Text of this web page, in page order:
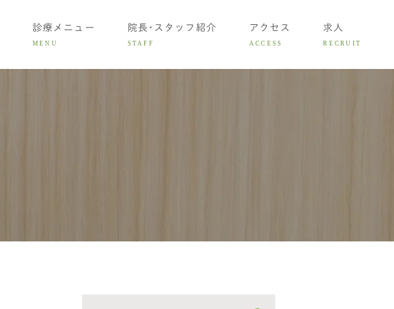
診療メニュー
MENU
院長･スタッフ紹介
STAFF
アクセス
ACCESS
求人
RECRUIT